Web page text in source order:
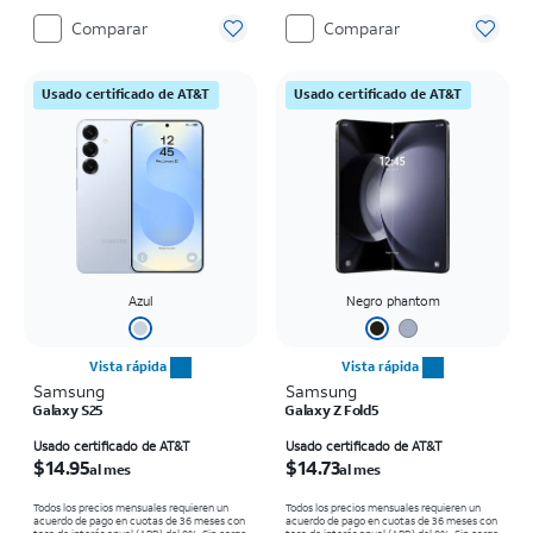
Comparar Comparar
Usado certificado de AT&T
Azul
Vista rápida
Samsung
Galaxy S25
Usado certificado de AT&T
$14.95al mes
Todos los precios mensuales requieren un
acuerdo de pago en cuotas de 36 meses con
Usado certificado de AT&T
Negro phantom
Vista rápida
Samsung
Galaxy Z Fold5
Usado certificado de AT&T
$14.73al mes
Todos los precios mensuales requieren un
acuerdo de pago en cuotas de 36 meses con